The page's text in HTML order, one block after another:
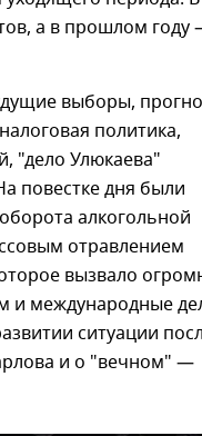
а в прошлом году
выборы,
политика,
"дело Улюкаева"
повестке дня были
алкогольной
отравлением
вызвало
и международные
ситуации
и о "вечном" —